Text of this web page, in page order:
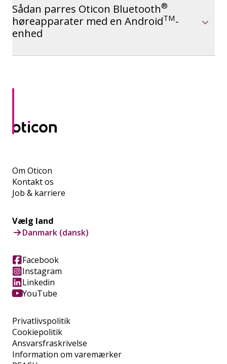
Sådan parres Oticon Bluetooth®
høreapparater med en AndroidTM-
enhed
Om Oticon
Kontakt os
Job & karriere
Privatlivspolitik
Cookiepolitik
Ansvarsfraskrivelse
Information om varemærker
Vælg land
Danmark (dansk)
Facebook
Instagram
Linkedin
YouTube